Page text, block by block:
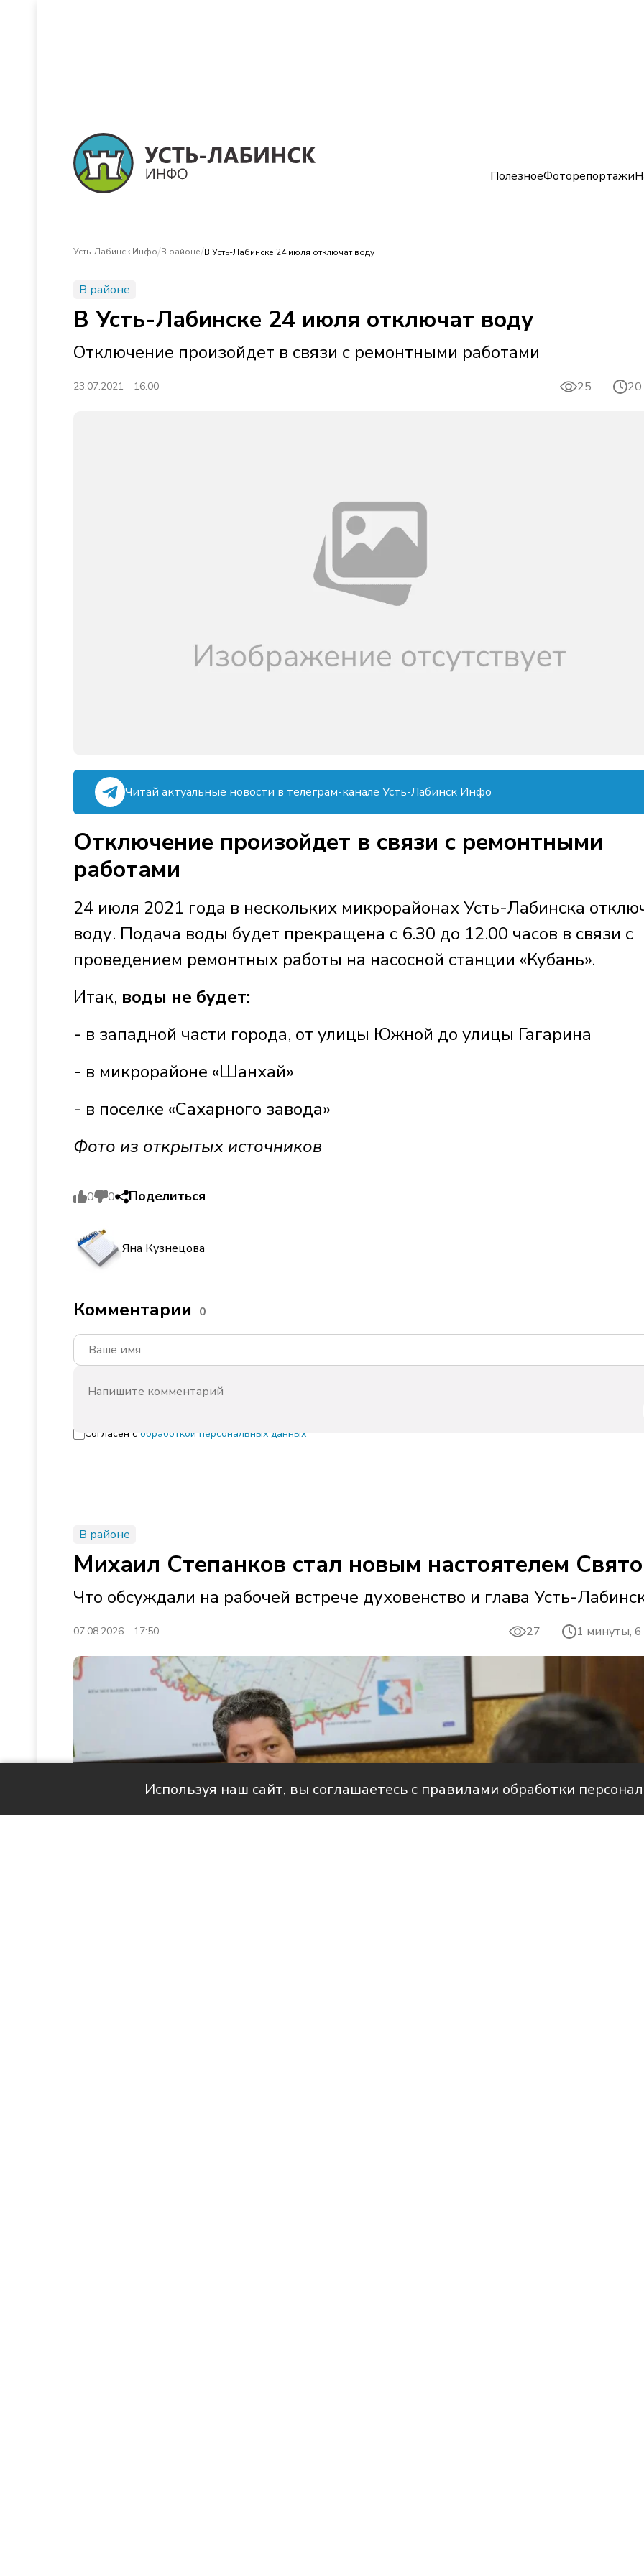
ПолезноеФоторепортажи
Усть-Лабинск Инфо/В районе/В Усть-Лабинске 24 июля отключат воду
В районе
В Усть-Лабинске 24 июля отключат воду
Отключение произойдет в связи с ремонтными работами
23.07.2021 - 16:00 25 20
Читай актуальные новости в телеграм-канале Усть-Лабинск Инфо
Отключение произойдет в связи с ремонтными
работами
24 июля 2021 года в нескольких микрорайонах Усть-Лабинска
воду. Подача воды будет прекращена с 6.30 до 12.00 часов в связи с
проведением ремонтных работы на насосной станции «Кубань».
Итак, воды не будет:
- в западной части города, от улицы Южной до улицы Гагарина
- в микрорайоне «Шанхай»
- в поселке «Сахарного завода»
Фото из открытых источников
0 0 Поделиться
Яна Кузнецова
Комментарии 0
Согласен с обработкой персональных данных
В районе
Михаил Степанков стал новым настоятелем
Что обсуждали на рабочей встрече духовенство и глава Усть-
07.08.2026 - 17:50 27 1 минуты, 6
Используя наш сайт, вы соглашаетесь с правилами обработки